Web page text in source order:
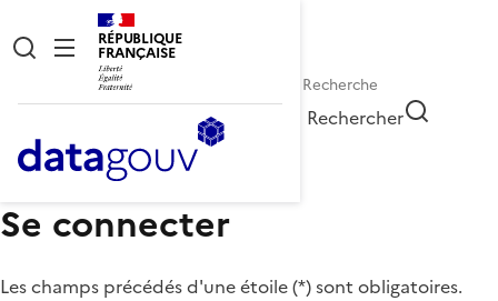
RÉPUBLIQUE
FRANÇAISE
Rechercher
Se connecter
Les champs précédés d'une étoile (*) sont obligatoires.